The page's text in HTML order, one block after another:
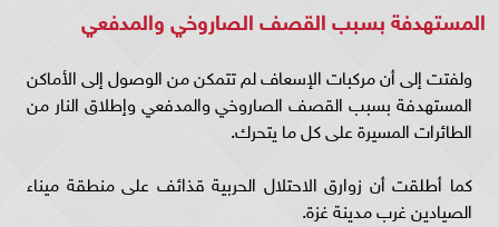
المستهدفة بسبب القصف الصاروخي والمدفعي
ولفتت إلى أن مركبات الإسعاف لم تتمكن من الوصول إلى الأماكن
المستهدفة بسبب القصف الصاروخي والمدفعي وإطلاق النار من
الطائرات المسيرة على كل ما يتحرك.
كما أطلقت أن زوارق الاحتلال الحربية قذائف على منطقة ميناء
الصيادين غرب مدينة غزة.